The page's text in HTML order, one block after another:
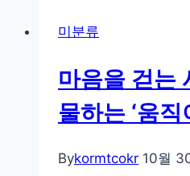
나
는
곳,
리
미분류
마음을 걷는
물하는 ‘움직
Bykormtcokr 10월